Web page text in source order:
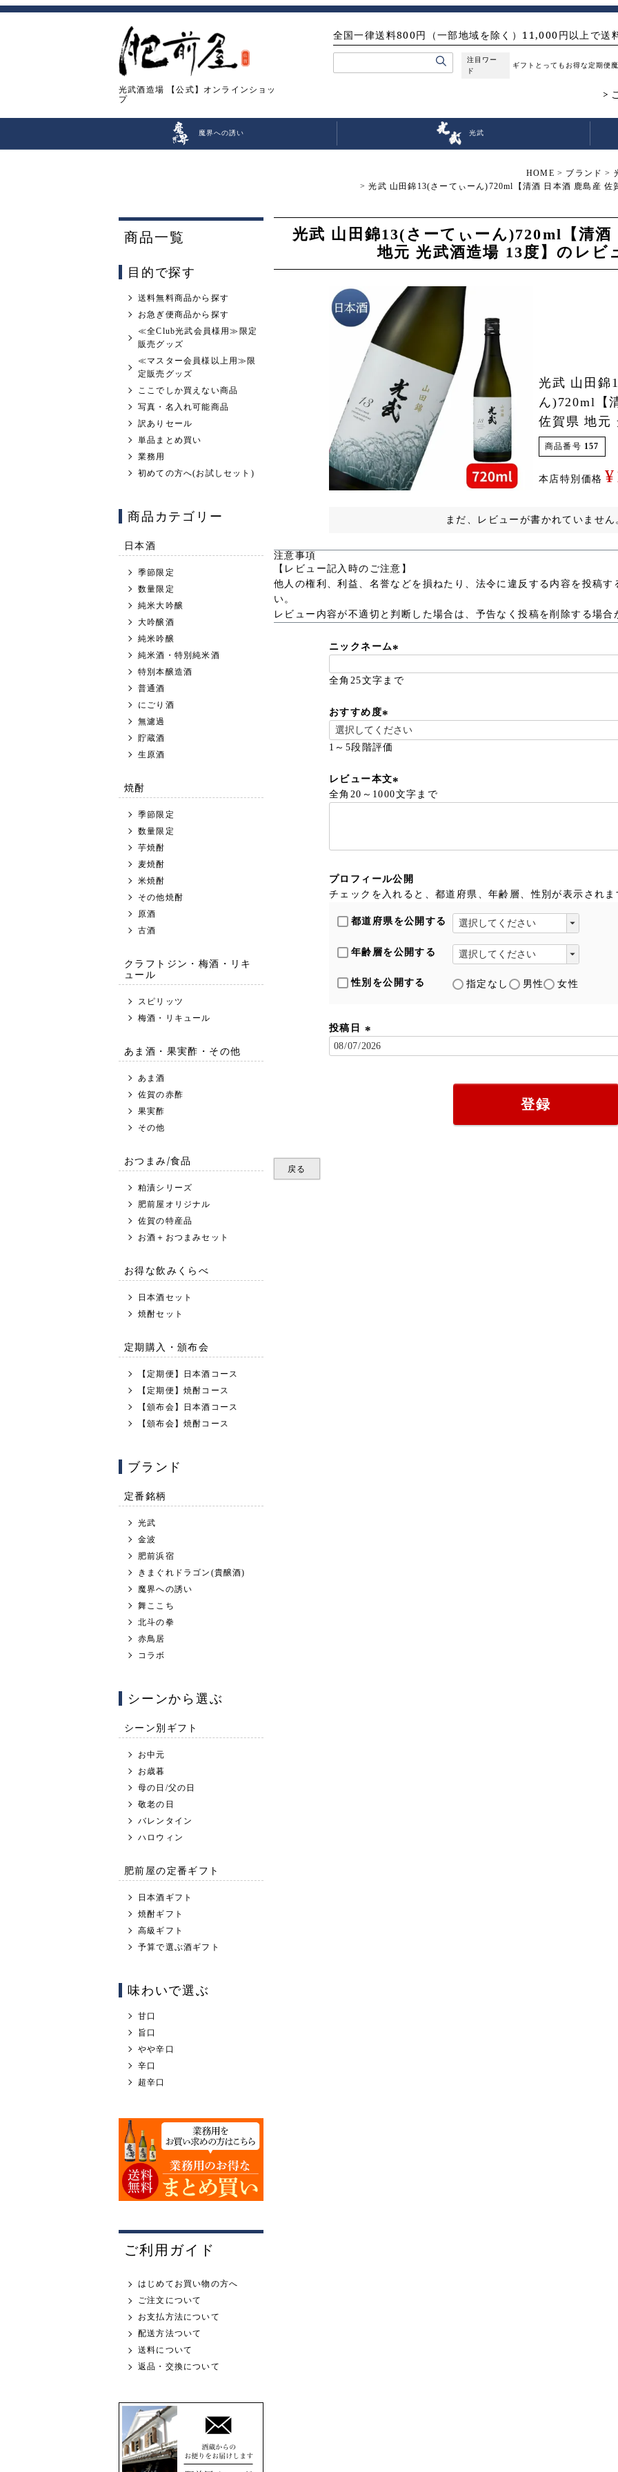
光武酒造場 【公式】オンラインショッ
プ
全国一律送料800円（一部地域を除く）11,000円以上で送
注目ワー
ド
ギフト とってもお得な定期便
魔界への誘い 光武
HOME ブランド
光武 山田錦13(さーてぃーん)720ml【清酒 日本酒 鹿島産
商品一覧
目的で探す
送料無料商品から探す
お急ぎ便商品から探す
≪全Club光武会員様用≫限定
販売グッズ
≪マスター会員様以上用≫限
定販売グッズ
ここでしか買えない商品
写真・名入れ可能商品
訳ありセール
単品まとめ買い
業務用
初めての方へ(お試しセット)
商品カテゴリー
日本酒
季節限定
数量限定
純米大吟醸
大吟醸酒
純米吟醸
純米酒・特別純米酒
特別本醸造酒
普通酒
にごり酒
無濾過
貯蔵酒
生原酒
焼酎
季節限定
数量限定
芋焼酎
麦焼酎
米焼酎
その他焼酎
原酒
古酒
クラフトジン・梅酒・リキ
ュール
スピリッツ
梅酒・リキュール
あま酒・果実酢・その他
あま酒
佐賀の赤酢
果実酢
その他
おつまみ/食品
粕漬シリーズ
肥前屋オリジナル
佐賀の特産品
お酒＋おつまみセット
お得な飲みくらべ
日本酒セット
焼酎セット
定期購入・頒布会
【定期便】日本酒コース
【定期便】焼酎コース
【頒布会】日本酒コース
【頒布会】焼酎コース
ブランド
定番銘柄
光武
金波
肥前浜宿
きまぐれドラゴン(貴醸酒)
魔界への誘い
舞ここち
北斗の拳
赤鳥居
コラボ
シーンから選ぶ
シーン別ギフト
お中元
お歳暮
母の日/父の日
敬老の日
バレンタイン
ハロウィン
肥前屋の定番ギフト
日本酒ギフト
焼酎ギフト
高級ギフト
予算で選ぶ酒ギフト
味わいで選ぶ
甘口
旨口
やや辛口
辛口
超辛口
ご利用ガイド
はじめてお買い物の方へ
ご注文について
お支払方法について
配送方法ついて
送料について
返品・交換について
光武 山田錦13(さーてぃーん)720ml【清
地元 光武酒造場 13度】のレビ
光武 山田錦
ん)720ml【
佐賀県 地元
商品番号 157
本店特別価格 ¥
まだ、レビューが書かれていません
注意事項
【レビュー記入時のご注意】
他人の権利、利益、名誉などを損ねたり、法令に違反する内容を投稿
い。
レビュー内容が不適切と判断した場合は、予告なく投稿を削除する場合
ニックネーム
必
全角25文字まで
おすすめ度
(
必
)
1～5段階評価
レビュー本文
(
全角20～1000文字まで
プロフィール公開
チェックを入れると、都道府県、年齢層、性別が表示されま
都道府県を公開する
年齢層を公開する
性別を公開する 指定なし 男性 女性
投稿日
(
登録
戻る